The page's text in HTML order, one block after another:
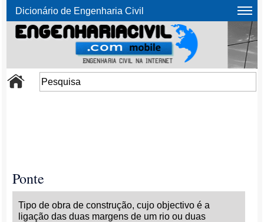
Dicionário de Engenharia Civil
Ponte
Tipo de obra de construção, cujo objectivo é a
ligação das duas margens de um rio ou duas